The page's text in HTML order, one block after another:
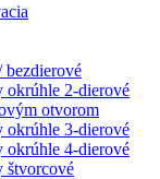
okrúhle 2-dierové
otvorom
okrúhle 3-dierové
okrúhle 4-dierové
štvorcové